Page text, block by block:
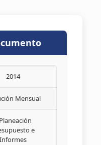
2014
Mensual
e
Informes